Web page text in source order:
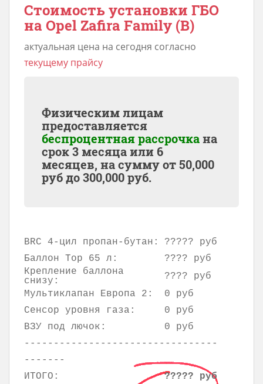
Стоимость установки ГБО
на Opel Zafira Family (B)
актуальная цена на сегодня согласно
текущему прайсу
Физическим лицам
предоставляется
беспроцентная рассрочкана
срок 3 месяца или 6
месяцев, на сумму от50,000
руб до300,000руб.
BRC 4-цил пропан-бутан:
????? руб
Баллон Тор 65 л:
???? руб
Крепление баллона
снизу:
???? руб
Мультиклапан Европа 2:
0 руб
Сенсор уровня газа:
0 руб
ВЗУ под лючок:
0 руб
---------------------------------
-------
ИТОГО:
????? руб